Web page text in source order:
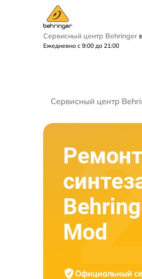
Сервисный центр Behringer
Ежедневно с 9:00 до 21:00
Сервисный центр
Mod
Официальный